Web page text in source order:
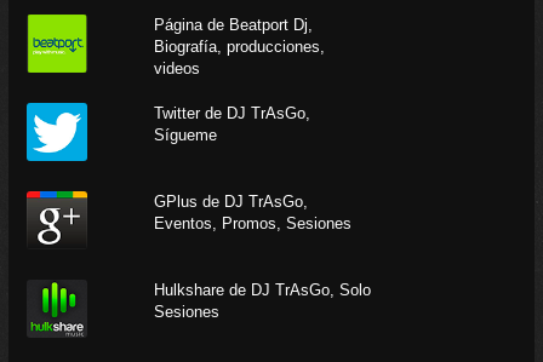
Página de Beatport Dj,
Biografía, producciones,
videos
Twitter de DJ TrAsGo,
Sígueme
GPlus de DJ TrAsGo,
Eventos, Promos, Sesiones
Hulkshare de DJ TrAsGo, Solo
Sesiones